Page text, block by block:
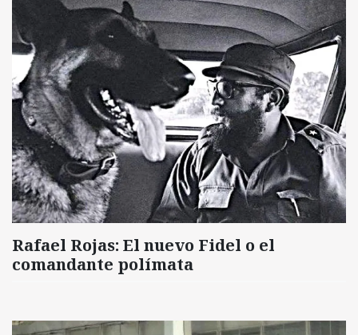
Rafael Rojas: El nuevo Fidel o el
comandante polímata